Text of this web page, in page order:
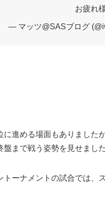
お疲れ
— マッツ@SASブログ
に進める場面もありました
盤まで戦う姿勢を見せまし
トーナメントの試合では、